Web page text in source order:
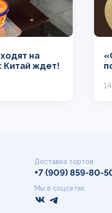
на
ждет!
Доставка тортов
+7 (909) 859-80-
Мы в соцсетях